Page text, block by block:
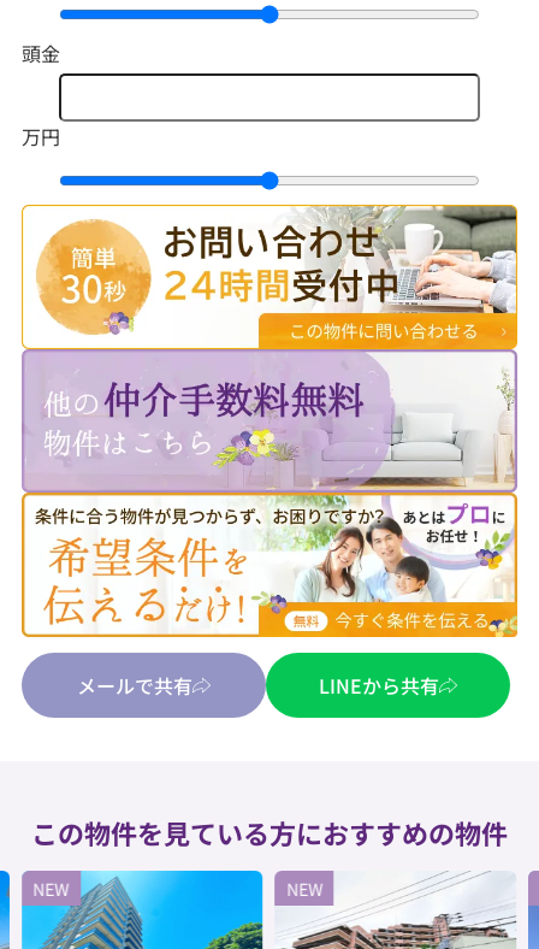
頭金
万円
メールで共有 LINEから共有
この物件を見ている方におすすめの物件
NEW NEW